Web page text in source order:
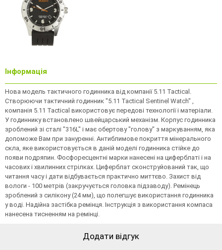
Інформація
Нова модель тактичного годинника від компанії 5.11 Tactical.
Створюючи тактичний годинник "5.11 Tactical Sentinel Watch" ,
компанія 5.11 Tactical використовує передові технології і матеріали.
У годиннику встановлено швейцарський механізм. Корпус годинника
зроблений зі сталі "316L" і має обертову "голову" з маркуванням, яка
допоможе Вам при зануренні. Антиблимове покриття мінерального
скла, яке використовується в даній моделі годинника стійке до
появи подряпин. Фосфоресцентні марки нанесені на циферблаті і на
часових і хвилинних стрілках. Циферблат сконструйований так, що
читання часу і дати відбувається практично миттєво. Захист від
вологи - 100 метрів (закручується головка підзаводу). Ремінець
зроблений з силікону (24 мм), що полегшує використання годинника
у воді. Надійна застібка ремінця. Інструкція з використання компаса
нанесена тисненням на ремінці.
Додати відгук